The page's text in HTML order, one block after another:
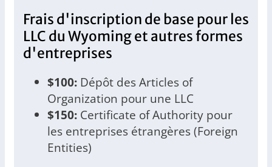
Frais d'inscription de base pour les
LLC du Wyoming et autres formes
d'entreprises
$100: Dépôt des Articles of
Organization pour une LLC
$150: Certificate of Authority pour
les entreprises étrangères (Foreign
Entities)